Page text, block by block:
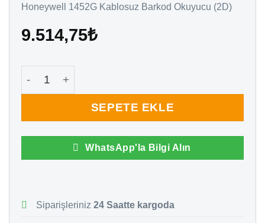
Honeywell 1452G Kablosuz Barkod Okuyucu (2D)
9.514,75₺
SEPETE EKLE
WhatsApp'la Bilgi Alın
Siparişleriniz 24 Saatte kargoda